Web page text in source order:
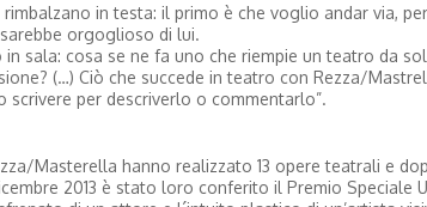
in testa: il primo è che voglio andar via,
orgoglioso di lui.
sala: cosa se ne fa uno che riempie un teatro da
(…) Ciò che succede in teatro con Rezza/
per descriverlo o commentarlo”.
Masterella hanno realizzato 13 opere teatrali e
2013 è stato loro conferito il Premio Speciale